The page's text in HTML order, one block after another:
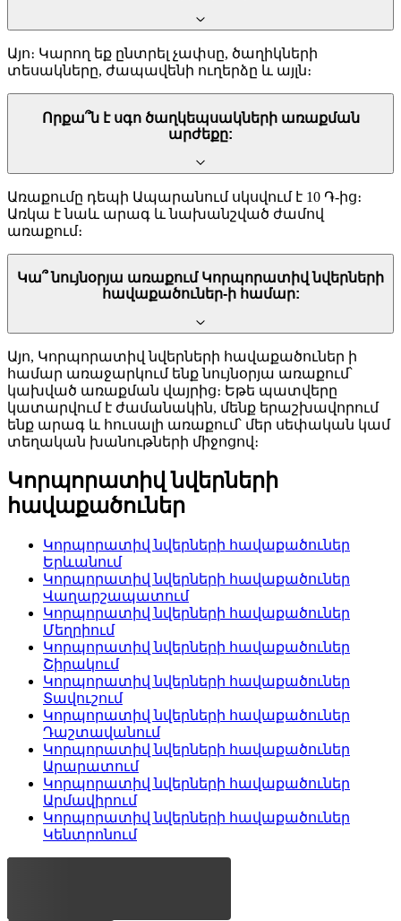
Այո։ Կարող եք ընտրել չափսը, ծաղիկների
տեսակները, ժապավենի ուղերձը և այլն։
Որքա՞ն է սգո ծաղկեպսակների առաքման
արժեքը:
Առաքումը դեպի Ապարանում սկսվում է 10 ֏-ից։
Առկա է նաև արագ և նախանշված ժամով
առաքում։
Կա՞ նույնօրյա առաքում Կորպորատիվ նվերների
հավաքածուներ-ի համար:
Այո, Կորպորատիվ նվերների հավաքածուներ ի
համար առաջարկում ենք նույնօրյա առաքում՝
կախված առաքման վայրից։ Եթե պատվերը
կատարվում է ժամանակին, մենք երաշխավորում
ենք արագ և հուսալի առաքում՝ մեր սեփական կամ
տեղական խանութների միջոցով։
Կորպորատիվ նվերների
հավաքածուներ
Կորպորատիվ նվերների հավաքածուներ
Երևանում
Կորպորատիվ նվերների հավաքածուներ
Վաղարշապատում
Կորպորատիվ նվերների հավաքածուներ
Մեղրիում
Կորպորատիվ նվերների հավաքածուներ
Շիրակում
Կորպորատիվ նվերների հավաքածուներ
Տավուշում
Կորպորատիվ նվերների հավաքածուներ
Դաշտավանում
Կորպորատիվ նվերների հավաքածուներ
Արարատում
Կորպորատիվ նվերների հավաքածուներ
Արմավիրում
Կորպորատիվ նվերների հավաքածուներ
Կենտրոնում